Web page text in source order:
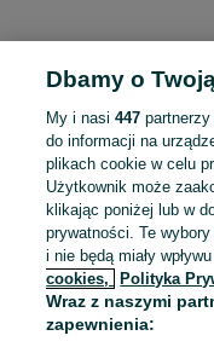
To
Dbamy o
My i nasi447
do informacji na
plikach cookie w celu
Użytkownik może
klikając poniżej lub w
prywatności. Te
i nie będą miały
cookies,
Polityka
Wraz z naszymi
zapewnienia: